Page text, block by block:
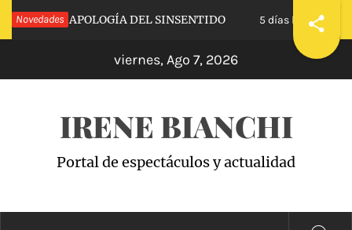
Saltar
al
NovedadesAPOLOGÍA DEL SINSENTIDO 5 días hace
viernes, Ago 7, 2026
IRENE BIANCHI
Portal de espectáculos y actualidad